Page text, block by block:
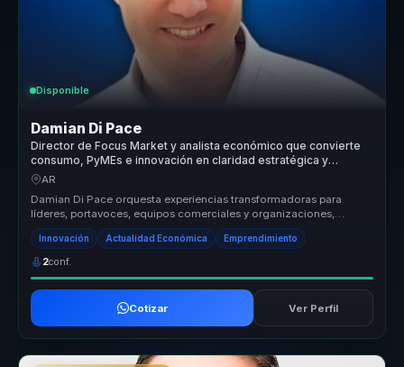
Disponible
Damian Di Pace
Director de Focus Market y analista económico que convierte
consumo, PyMEs e innovación en claridad estratégica y
mejores decisiones comerciales para líderes.
AR
Damian Di Pace orquesta experiencias transformadoras para
líderes, portavoces, equipos comerciales y organizaciones,
permitiéndoles dejar...
Innovación Actualidad Económica Emprendimiento
2conf.
Cotizar Ver Perfil